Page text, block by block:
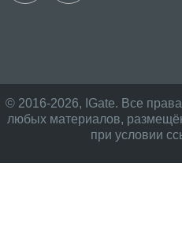
© 2016-2026, IGate. Все
любых материалов,
при условии